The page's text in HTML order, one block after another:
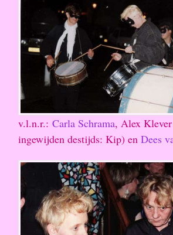
v.l.n.r.: Carla Schrama, Alex
ingewijden destijds: Kip) en Dees